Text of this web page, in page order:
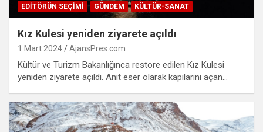
EDITÖRÜN SEÇIMI GÜNDEM KÜLTÜR-SANAT
Kız Kulesi yeniden ziyarete açıldı
1 Mart 2024 AjansPres.com
Kültür ve Turizm Bakanlığınca restore edilen Kız Kulesi
yeniden ziyarete açıldı. Anıt eser olarak kapılarını açan…